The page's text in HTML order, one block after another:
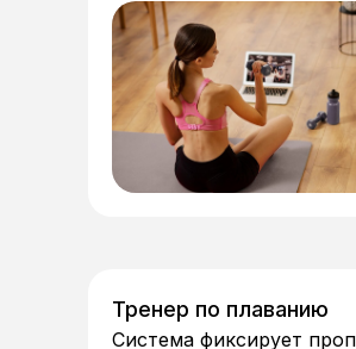
Тренер по плаванию
Система фиксирует